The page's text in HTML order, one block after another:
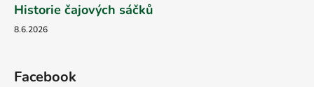
Historie čajových sáčků
8.6.2026
Facebook